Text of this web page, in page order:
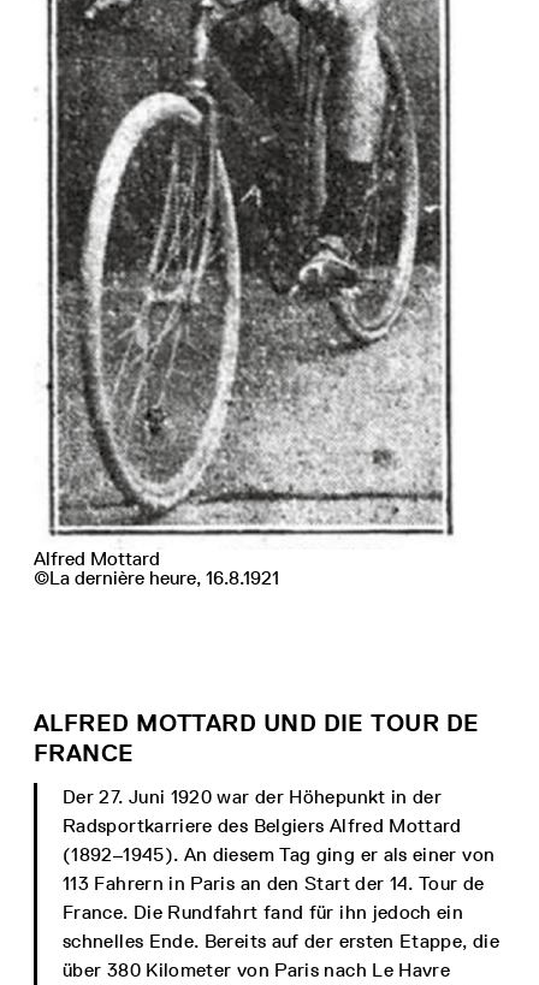
Alfred Mottard
©La dernière heure, 16.8.1921
ALFRED MOTTARD UND DIE TOUR DE
FRANCE
Der 27. Juni 1920 war der Höhepunkt in der
Radsportkarriere des Belgiers Alfred Mottard
(1892–1945). An diesem Tag ging er als einer von
113 Fahrern in Paris an den Start der 14. Tour de
France. Die Rundfahrt fand für ihn jedoch ein
schnelles Ende. Bereits auf der ersten Etappe, die
über 380 Kilometer von Paris nach Le Havre